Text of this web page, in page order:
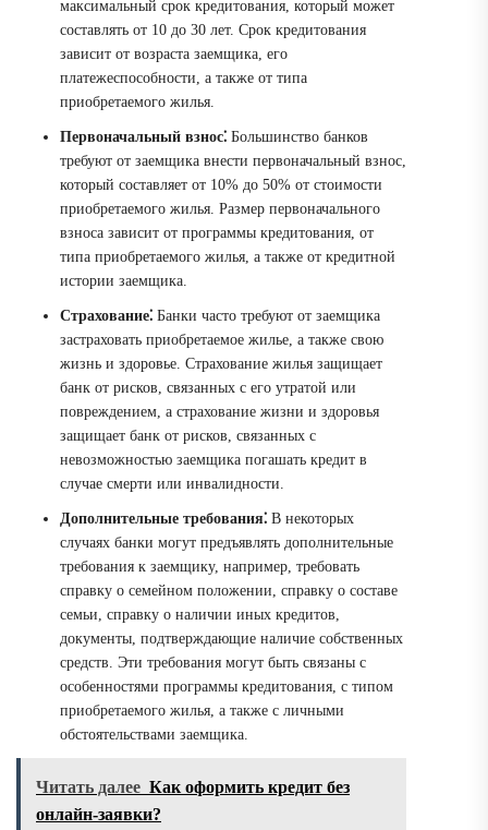
максимальный срок кредитования, который может
составлять от 10 до 30 лет. Срок кредитования
зависит от возраста заемщика, его
платежеспособности, а также от типа
приобретаемого жилья.
Первоначальный взнос⁚ Большинство банков
требуют от заемщика внести первоначальный взнос,
который составляет от 10% до 50% от стоимости
приобретаемого жилья. Размер первоначального
взноса зависит от программы кредитования, от
типа приобретаемого жилья, а также от кредитной
истории заемщика.
Страхование⁚ Банки часто требуют от заемщика
застраховать приобретаемое жилье, а также свою
жизнь и здоровье. Страхование жилья защищает
банк от рисков, связанных с его утратой или
повреждением, а страхование жизни и здоровья
защищает банк от рисков, связанных с
невозможностью заемщика погашать кредит в
случае смерти или инвалидности.
Дополнительные требования⁚ В некоторых
случаях банки могут предъявлять дополнительные
требования к заемщику, например, требовать
справку о семейном положении, справку о составе
семьи, справку о наличии иных кредитов,
документы, подтверждающие наличие собственных
средств. Эти требования могут быть связаны с
особенностями программы кредитования, с типом
приобретаемого жилья, а также с личными
обстоятельствами заемщика.
Читать далее Как оформить кредит без
онлайн-заявки?